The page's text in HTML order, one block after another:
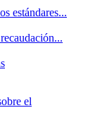
estándares...
el